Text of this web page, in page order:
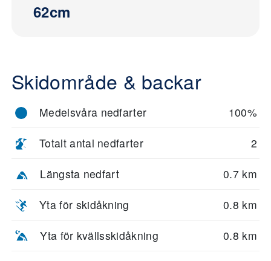
62cm
Skidområde & backar
Medelsvåra nedfarter 100%
Totalt antal nedfarter 2
Längsta nedfart 0.7 km
Yta för skidåkning 0.8 km
Yta för kvällsskidåkning 0.8 km